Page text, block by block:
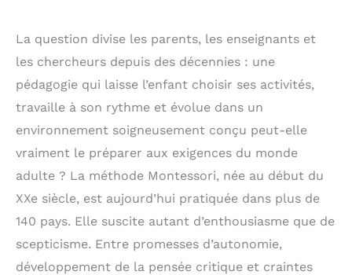
La question divise les parents, les enseignants et
les chercheurs depuis des décennies : une
pédagogie qui laisse l’enfant choisir ses activités,
travaille à son rythme et évolue dans un
environnement soigneusement conçu peut-elle
vraiment le préparer aux exigences du monde
adulte ? La méthode Montessori, née au début du
XXe siècle, est aujourd’hui pratiquée dans plus de
140 pays. Elle suscite autant d’enthousiasme que de
scepticisme. Entre promesses d’autonomie,
développement de la pensée critique et craintes